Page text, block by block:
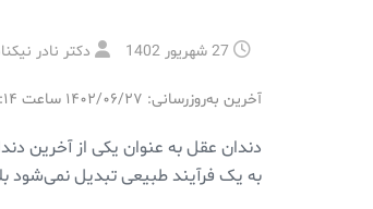
27 شهریور 1402 دکتر نادر
آخرین به‌روزرسانی: ۱۴۰۲/۰۶/۲۷ ساعت ۱۳:۱۴
دندان عقل به عنوان یکی از آخرین
به یک فرآیند طبیعی تبدیل نمی‌شود